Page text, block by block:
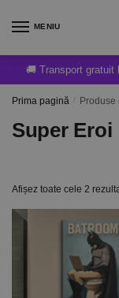
MENIU
🚚 Transport gratuit
Prima pagină / Produse
Super Eroi
Afișez toate cele 2